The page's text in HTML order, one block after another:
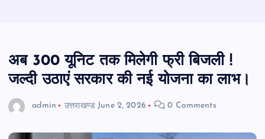
अब 300 यूनिट तक मिलेगी फ्री बिजली !
जल्दी उठाएं सरकार की नई योजना का लाभ।
admin उत्तराखण्ड June 2, 2026 0 Comments